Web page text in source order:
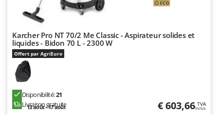
Officine Savioli
Oliviero
Olix
OMA
Omas
Ompagrill
Karcher Pro NT 70/2 Me Classic - Aspirateur solides et
liquides - Bidon 70 L - 2300 W
Offert par AgriEuro
Disponibilité:21
Livraison gratuite
13 août - 17 août € 603,66 TVA
Inclus